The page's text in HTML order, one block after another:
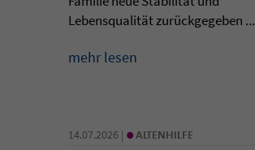
Lebensqualität zurückgegeben ...
mehr lesen
14.07.2026 | • ALTENHILFE